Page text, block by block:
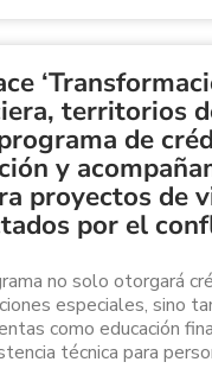
territorios
de
y
proyectos de
por el
no solo otorgará
especiales, sino
como educación
técnica para